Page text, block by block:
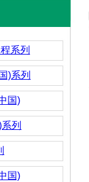
系列
)系列
国)
列
国)